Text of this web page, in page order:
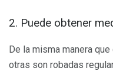
2. Puede obtener
De la misma manera
otras son robadas